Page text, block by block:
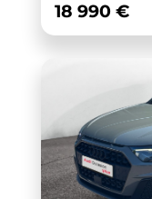
18 990 €